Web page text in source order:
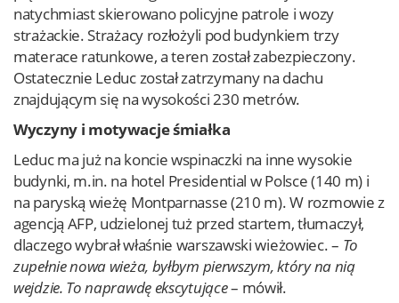
natychmiast skierowano policyjne patrole i wozy
strażackie. Strażacy rozłożyli pod budynkiem trzy
materace ratunkowe, a teren został zabezpieczony.
Ostatecznie Leduc został zatrzymany na dachu
znajdującym się na wysokości 230 metrów.
Wyczyny i motywacje śmiałka
Leduc ma już na koncie wspinaczki na inne wysokie
budynki, m.in. na hotel Presidential w Polsce (140 m) i
na paryską wieżę Montparnasse (210 m). W rozmowie z
agencją AFP, udzielonej tuż przed startem, tłumaczył,
dlaczego wybrał właśnie warszawski wieżowiec. – To
zupełnie nowa wieża, byłbym pierwszym, który na nią
wejdzie. To naprawdę ekscytujące– mówił.